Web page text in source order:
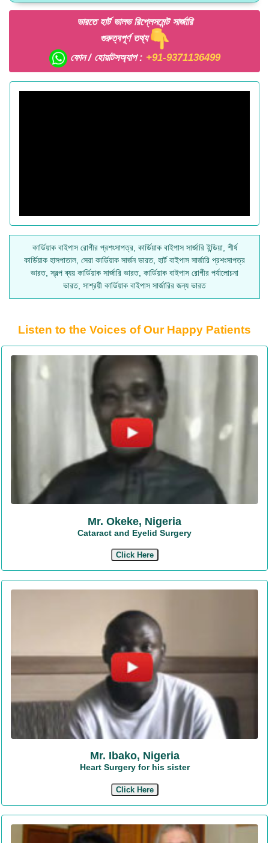
ভারতে হার্ট ভালভ রিপ্লেসমেন্ট সার্জারি
গুরুত্বপূর্ণ তথ্য
ফোন / হোয়াটসঅ্যাপ : +91-9371136499
কার্ডিয়াক বাইপাস রোগীর প্রশংসাপত্র, কার্ডিয়াক বাইপাস সার্জারি ইন্ডিয়া, শীর্ষ
কার্ডিয়াক হাসপাতাল, সেরা কার্ডিয়াক সার্জন ভারত, হার্ট বাইপাস সার্জারি প্রশংসাপত্র
ভারত, স্বল্প ব্যয় কার্ডিয়াক সার্জারি ভারত, কার্ডিয়াক বাইপাস রোগীর পর্যালোচনা
ভারত, সাশ্রয়ী কার্ডিয়াক বাইপাস সার্জারির জন্য ভারত
Listen to the Voices of Our Happy Patients
Mr. Okeke, Nigeria
Cataract and Eyelid Surgery
Click Here
Mr. Ibako, Nigeria
Heart Surgery for his sister
Click Here